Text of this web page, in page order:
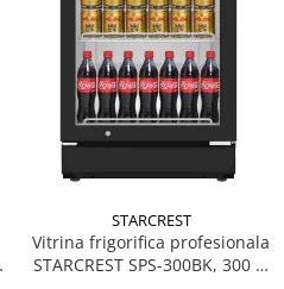
STARCREST
Vitrina frigorifica profesionala
STARCREST SPS-300BK, 300 L,